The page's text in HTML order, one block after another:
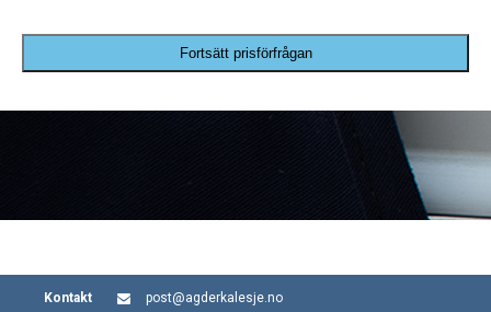
Fortsätt prisförfrågan
Kontakt
post@agderkalesje.no